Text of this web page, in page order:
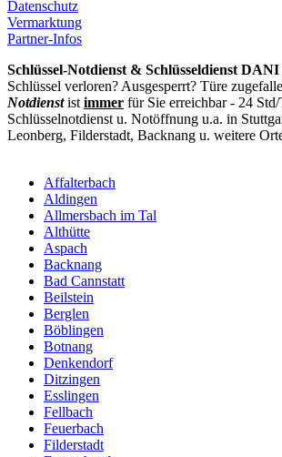
Datenschutz
Vermarktung
Partner-Infos
Schlüssel-Notdienst & Schlüsseldienst DANI
Schlüssel verloren? Ausgesperrt? Türe
Notdienstist immer für Sie erreichbar - 24 Std/
Schlüsselnotdienst u. Notöffnung u.a. in
Leonberg, Filderstadt, Backnang u. weitere
Affalterbach
Aldingen
Allmersbach im Tal
Althütte
Aspach
Backnang
Bad Cannstatt
Beilstein
Berglen
Böblingen
Botnang
Denkendorf
Ditzingen
Esslingen
Fellbach
Feuerbach
Filderstadt